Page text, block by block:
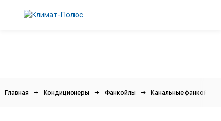
Главная Кондиционеры Фанкойлы Канальные фанкойлы